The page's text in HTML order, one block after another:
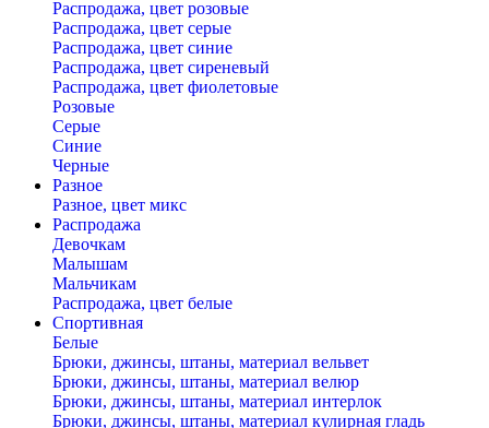
Распродажа, цвет розовые
Распродажа, цвет серые
Распродажа, цвет синие
Распродажа, цвет сиреневый
Распродажа, цвет фиолетовые
Розовые
Серые
Синие
Черные
Разное
Разное, цвет микс
Распродажа
Девочкам
Малышам
Мальчикам
Распродажа, цвет белые
Спортивная
Белые
Брюки, джинсы, штаны, материал вельвет
Брюки, джинсы, штаны, материал велюр
Брюки, джинсы, штаны, материал интерлок
Брюки, джинсы, штаны, материал кулирная гладь